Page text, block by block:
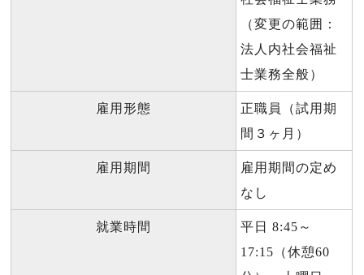
（変更の範囲：
法人内社会福祉
士業務全般）
雇用形態
正職員（試用期
間３ヶ月）
雇用期間
雇用期間の定め
なし
就業時間
平日 8:45～
17:15（休憩60